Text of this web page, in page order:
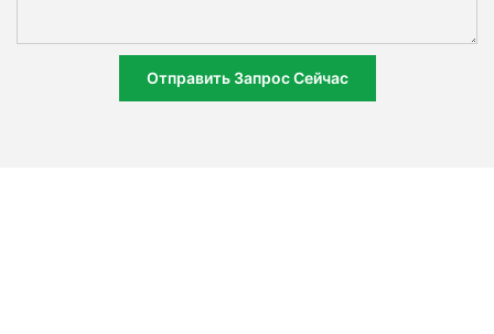
Отправить Запрос Сейчас